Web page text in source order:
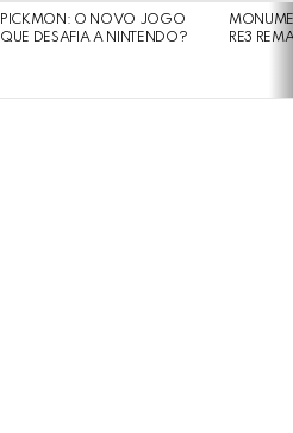
PICKMON: O NOVO JOGO
QUE DESAFIA A NINTENDO?
RE3